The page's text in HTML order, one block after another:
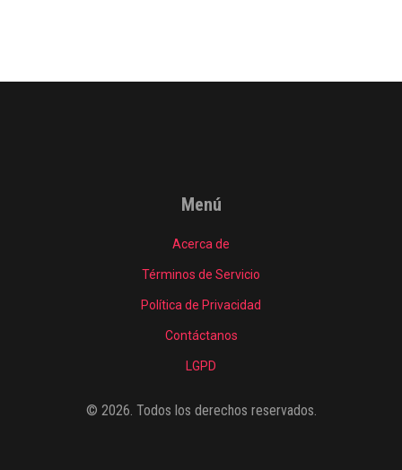
Menú
Acerca de
Términos de Servicio
Política de Privacidad
Contáctanos
LGPD
© 2026. Todos los derechos reservados.